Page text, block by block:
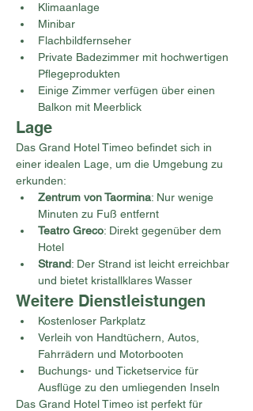
Klimaanlage
Minibar
Flachbildfernseher
Private Badezimmer mit hochwertigen
Pflegeprodukten
Einige Zimmer verfügen über einen
Balkon mit Meerblick
Lage
Das Grand Hotel Timeo befindet sich in
einer idealen Lage, um die Umgebung zu
erkunden:
Zentrum von Taormina: Nur wenige
Minuten zu Fuß entfernt
Teatro Greco: Direkt gegenüber dem
Hotel
Strand: Der Strand ist leicht erreichbar
und bietet kristallklares Wasser
Weitere Dienstleistungen
Kostenloser Parkplatz
Verleih von Handtüchern, Autos,
Fahrrädern und Motorbooten
Buchungs- und Ticketservice für
Ausflüge zu den umliegenden Inseln
Das Grand Hotel Timeo ist perfekt für